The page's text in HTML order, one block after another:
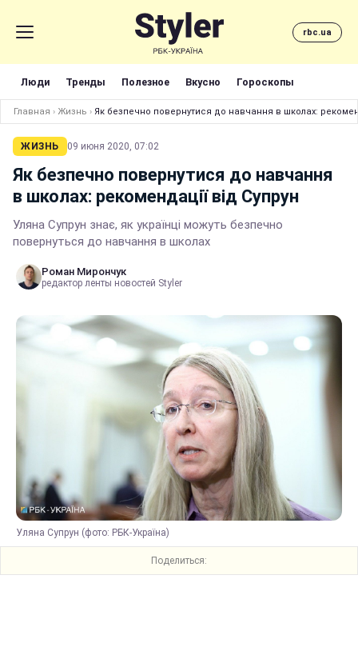
rbc.ua
Люди Тренды Полезное Вкусно Гороскопы
Главная › Жизнь › Як безпечно повернутися до навчання в школах:
ЖИЗНЬ 09 июня 2020, 07:02
Як безпечно повернутися до навчання
в школах: рекомендації від Супрун
Уляна Супрун знає, як українці можуть безпечно
повернуться до навчання в школах
Роман Мирончук
редактор ленты новостей Styler
Уляна Супрун (фото: РБК-Україна)
Поделиться: